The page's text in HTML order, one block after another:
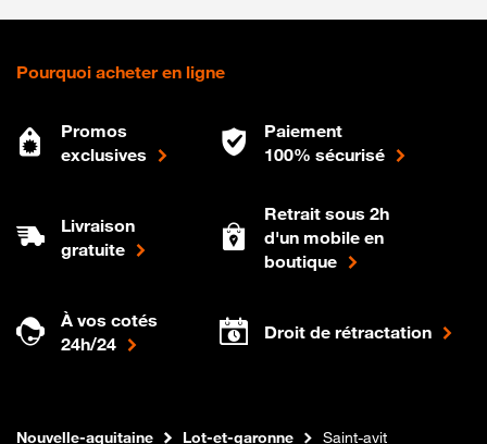
Pourquoi acheter en ligne
Promos
exclusives
Paiement
100% sécurisé
Livraison
gratuite
Retrait sous 2h
d'un mobile en
boutique
À vos cotés
24h/24
Droit de rétractation
Boutique Orange
Internet fibre
Nouvelle-aquitaine Lot-et-garonne Saint-avit